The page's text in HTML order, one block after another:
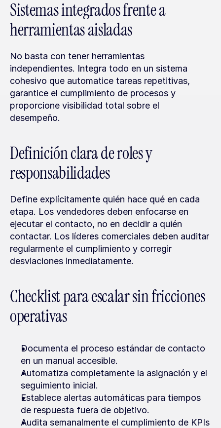
Sistemas integrados frente a
herramientas aisladas
No basta con tener herramientas
independientes. Integra todo en un sistema
cohesivo que automatice tareas repetitivas,
garantice el cumplimiento de procesos y
proporcione visibilidad total sobre el
desempeño.
Definición clara de roles y
responsabilidades
Define explícitamente quién hace qué en cada
etapa. Los vendedores deben enfocarse en
ejecutar el contacto, no en decidir a quién
contactar. Los líderes comerciales deben auditar
regularmente el cumplimiento y corregir
desviaciones inmediatamente.
Checklist para escalar sin fricciones
operativas
Documenta el proceso estándar de contacto
en un manual accesible.
Automatiza completamente la asignación y el
seguimiento inicial.
Establece alertas automáticas para tiempos
de respuesta fuera de objetivo.
Audita semanalmente el cumplimiento de KPIs